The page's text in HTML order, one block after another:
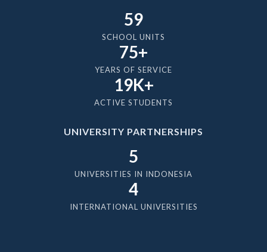
59
SCHOOL UNITS
75+
YEARS OF SERVICE
19K+
ACTIVE STUDENTS
UNIVERSITY PARTNERSHIPS
5
UNIVERSITIES IN INDONESIA
4
INTERNATIONAL UNIVERSITIES